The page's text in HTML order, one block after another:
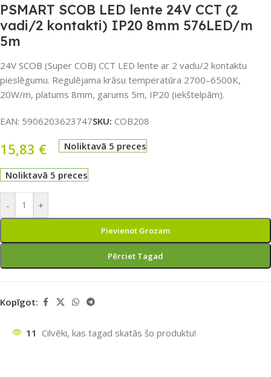
PSMART SCOB LED lente 24V CCT (2
vadi/2 kontakti) IP20 8mm 576LED/m
5m
24V SCOB (Super COB) CCT LED lente ar 2 vadu/2 kontaktu
pieslēgumu. Regulējama krāsu temperatūra 2700–6500K,
20W/m, platums 8mm, garums 5m, IP20 (iekštelpām).
EAN: 5906203623747SKU: COB208
15,83 € Noliktavā 5 preces
Noliktavā 5 preces
- +
Pievienot Grozam
Pērciet Tagad
Kopīgot:
11 Cilvēki, kas tagad skatās šo produktu!